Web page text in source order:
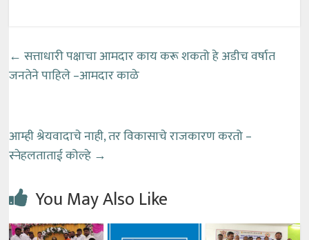
← सत्ताधारी पक्षाचा आमदार काय करू शकतो हे अडीच वर्षात
जनतेने पाहिले –आमदार काळे
आम्ही श्रेयवादाचे नाही, तर विकासाचे राजकारण करतो –
स्नेहलताताई कोल्हे →
You May Also Like